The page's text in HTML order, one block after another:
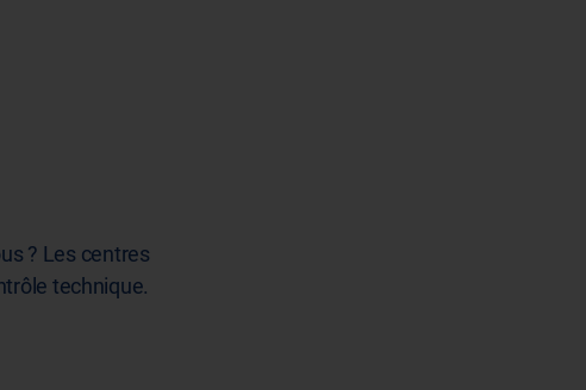
? Les centres
technique.